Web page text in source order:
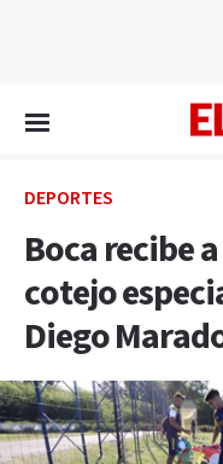
DEPORTES
Boca recibe
cotejo
Diego